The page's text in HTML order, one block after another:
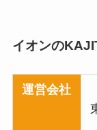
イオンの
運営会社